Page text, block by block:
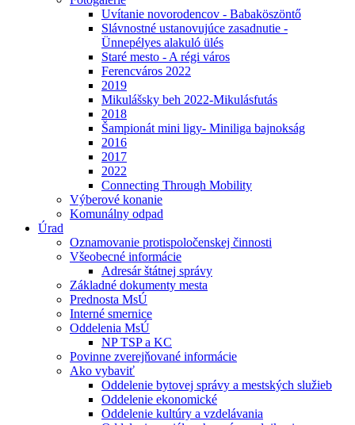
Uvítanie novorodencov - Babaköszöntő
Slávnostné ustanovujúce zasadnutie -
Ünnepélyes alakuló ülés
Staré mesto - A régi város
Ferencváros 2022
2019
Mikulášsky beh 2022-Mikulásfutás
2018
Šampionát mini ligy- Miniliga bajnokság
2016
2017
2022
Connecting Through Mobility
Výberové konanie
Komunálny odpad
Úrad
Oznamovanie protispoločenskej činnosti
Všeobecné informácie
Adresár štátnej správy
Základné dokumenty mesta
Prednosta MsÚ
Interné smernice
Oddelenia MsÚ
NP TSP a KC
Povinne zverejňované informácie
Ako vybaviť
Oddelenie bytovej správy a mestských služieb
Oddelenie ekonomické
Oddelenie kultúry a vzdelávania